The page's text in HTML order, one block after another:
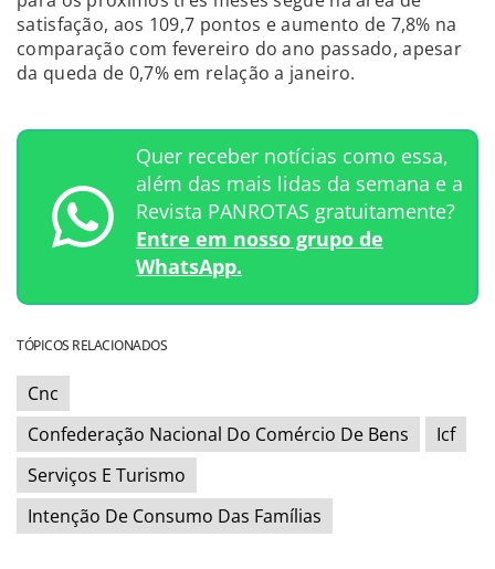
satisfação, aos 109,7 pontos e aumento de 7,8% na
comparação com fevereiro do ano passado, apesar
da queda de 0,7% em relação a janeiro.
Quer receber notícias como essa,
além das mais lidas da semana e a
Revista PANROTAS gratuitamente?
Entre em nosso grupo de
WhatsApp.
TÓPICOS RELACIONADOS
Cnc
Confederação Nacional Do Comércio De Bens
Icf
Serviços E Turismo
Intenção De Consumo Das Famílias